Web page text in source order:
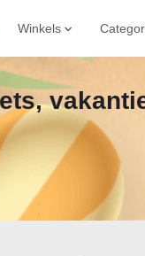
Winkels